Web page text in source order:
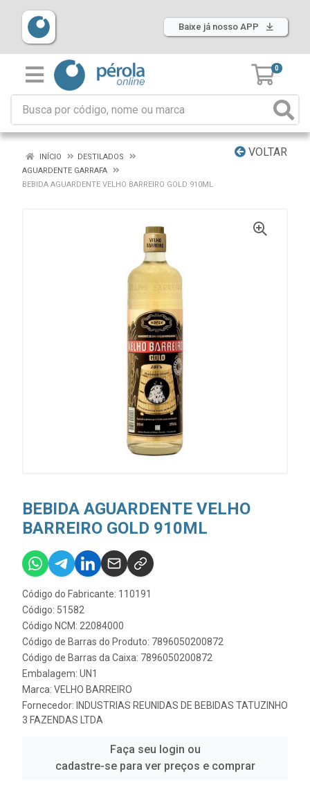
Baixe já nosso APP
0
VOLTAR
INÍCIO
DESTILADOS
AGUARDENTE GARRAFA
BEBIDA AGUARDENTE VELHO BARREIRO GOLD 910ML
BEBIDA AGUARDENTE VELHO
BARREIRO GOLD 910ML
Código do Fabricante: 110191
Código: 51582
Código NCM: 22084000
Código de Barras do Produto: 7896050200872
Código de Barras da Caixa: 7896050200872
Embalagem: UN1
Marca: VELHO BARREIRO
Fornecedor: INDUSTRIAS REUNIDAS DE BEBIDAS TATUZINHO
3 FAZENDAS LTDA
Faça seu login ou
cadastre-se para ver preços e comprar